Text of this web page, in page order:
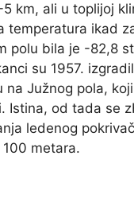
km, ali u toplijoj
temperatura ikad
polu bila je -82,8
su 1957.
na Južnog pola,
Istina, od tada se
ledenog
100 metara.